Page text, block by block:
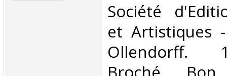
‎Société
et Artistiques
Ollendorff.